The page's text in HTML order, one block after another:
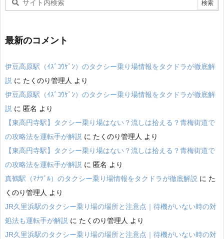
最新のコメント
伊豆高原駅（ｲｽﾞｺｳｹﾞﾝ）のタクシー乗り場情報をタクドラが徹底解
説 に たくのり管理人 より
伊豆高原駅（ｲｽﾞｺｳｹﾞﾝ）のタクシー乗り場情報をタクドラが徹底解
説 に 匿名 より
【東高円寺駅】タクシー乗り場はない？流しは拾える？青梅街道で
の攻略法を運転手が解説 に たくのり管理人 より
【東高円寺駅】タクシー乗り場はない？流しは拾える？青梅街道で
の攻略法を運転手が解説 に 匿名 より
真鶴駅（ﾏﾅﾂﾞﾙ）のタクシー乗り場情報をタクドラが徹底解説 に た
くのり管理人 より
JR久里浜駅のタクシー乗り場の場所と注意点｜待機がいない時の対
処法も運転手が解説 に たくのり管理人 より
JR久里浜駅のタクシー乗り場の場所と注意点｜待機がいない時の対